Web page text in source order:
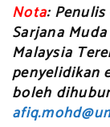
Nota:
Sarjana
Malaysia
penyelidikan
boleh